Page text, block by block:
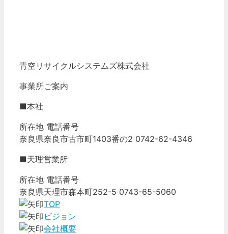
青空リサイクルシステムズ株式会社
事業所ご案内
■本社
所在地 電話番号
奈良県奈良市古市町1403番の2 0742-62-4346
■天理営業所
所在地 電話番号
奈良県天理市森本町252-5 0743-65-5060
TOP
ビジョン
会社概要